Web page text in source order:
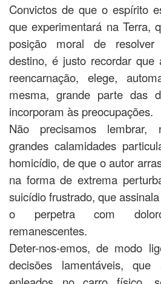
Convictos de que o espírito
que experimentará na Terra,
posição moral de
destino, é justo recordar que
reencarnação, elege,
mesma, grande parte das
incorporam às preocupações.
Não precisamos lembrar,
grandes calamidades
homicídio, de que o autor
na forma de extrema
suicídio frustrado, que
o perpetra com
remanescentes.
Deter-nos-emos, de modo
decisões lamentáveis, que